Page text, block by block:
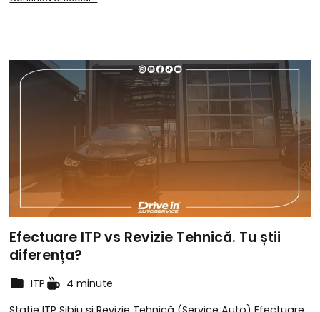
Efectuare ITP vs Revizie Tehnică. Tu știi
diferența?
ITP
4 minute